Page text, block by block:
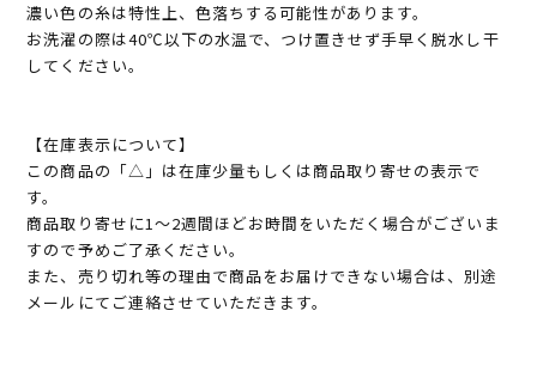
濃い色の糸は特性上、色落ちする可能性があります。
お洗濯の際は40℃以下の水温で、つけ置きせず手早く脱水し干
してください。
【在庫表示について】
この商品の「△」は在庫少量もしくは商品取り寄せの表示で
す。
商品取り寄せに1～2週間ほどお時間をいただく場合がございま
すので予めご了承ください。
また、売り切れ等の理由で商品をお届けできない場合は、別途
メールにてご連絡させていただきます。